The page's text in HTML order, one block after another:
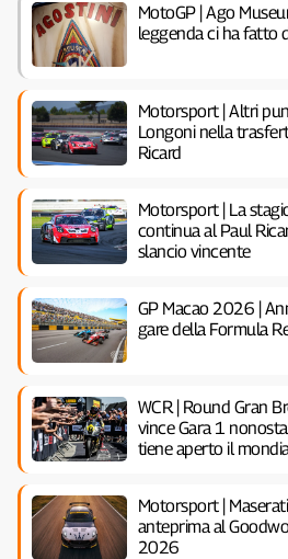
MotoGP | Ago
leggenda ci ha fatto
Motorsport | Altri
Longoni nella
Ricard
Motorsport | La
continua al Paul
slancio vincente
GP Macao 2026 |
gare della Formula
WCR | Round Gran
vince Gara 1
tiene aperto il
Motorsport |
anteprima al
2026